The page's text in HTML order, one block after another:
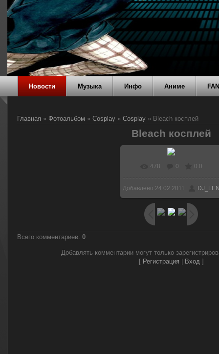
Новости Музыка Инфо Аниме
Главная » Фотоальбом » Cosplay » Cosplay » Bleach косплей
Bleach косплей
478 0 0.0
Добавлено 24.02.2011
Всего комментариев: 0
Добавлять комментарии могут только
[ Регистрация Вход]